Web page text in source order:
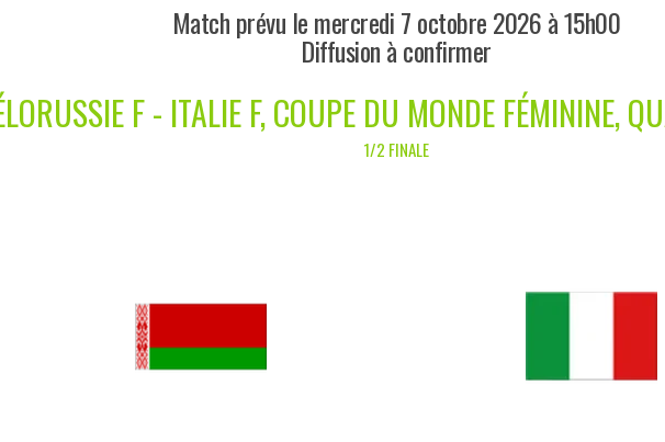
Match prévu le mercredi 7 octobre 2026 à 15h00
Diffusion à confirmer
F - ITALIE F, COUPE DU MONDE FÉMININE,
1/2 FINALE